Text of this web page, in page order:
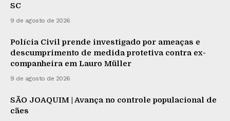
SC
9 de agosto de 2026
Polícia Civil prende investigado por ameaças e
descumprimento de medida protetiva contra ex-
companheira em Lauro Müller
9 de agosto de 2026
SÃO JOAQUIM | Avança no controle populacional de
cães